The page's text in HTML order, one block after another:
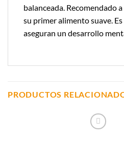
balanceada. Recomendado
su primer alimento suave.
aseguran un desarrollo
PRODUCTOS